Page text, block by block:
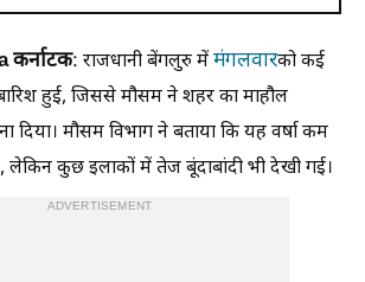
कर्नाटक: राजधानी बेंगलुरु मेंमंगलवारको कई
हुई, जिससे मौसम ने शहर का माहौल
दिया। मौसम विभाग ने बताया कि यह वर्षा कम
लेकिन कुछ इलाकों में तेज बूंदाबांदी भी देखी गई।
ADVERTISEMENT